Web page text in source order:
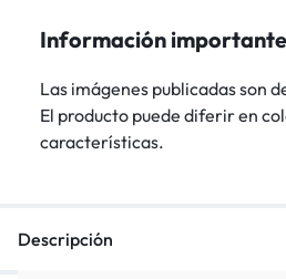
Información importante
Las imágenes publicadas son
El producto puede diferir en
características.
Descripción